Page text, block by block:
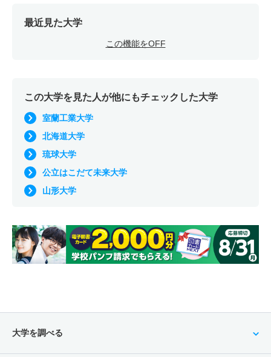
最近見た大学
この機能をOFF
この大学を見た人が他にもチェックした大学
室蘭工業大学
北海道大学
琉球大学
公立はこだて未来大学
山形大学
大学を調べる